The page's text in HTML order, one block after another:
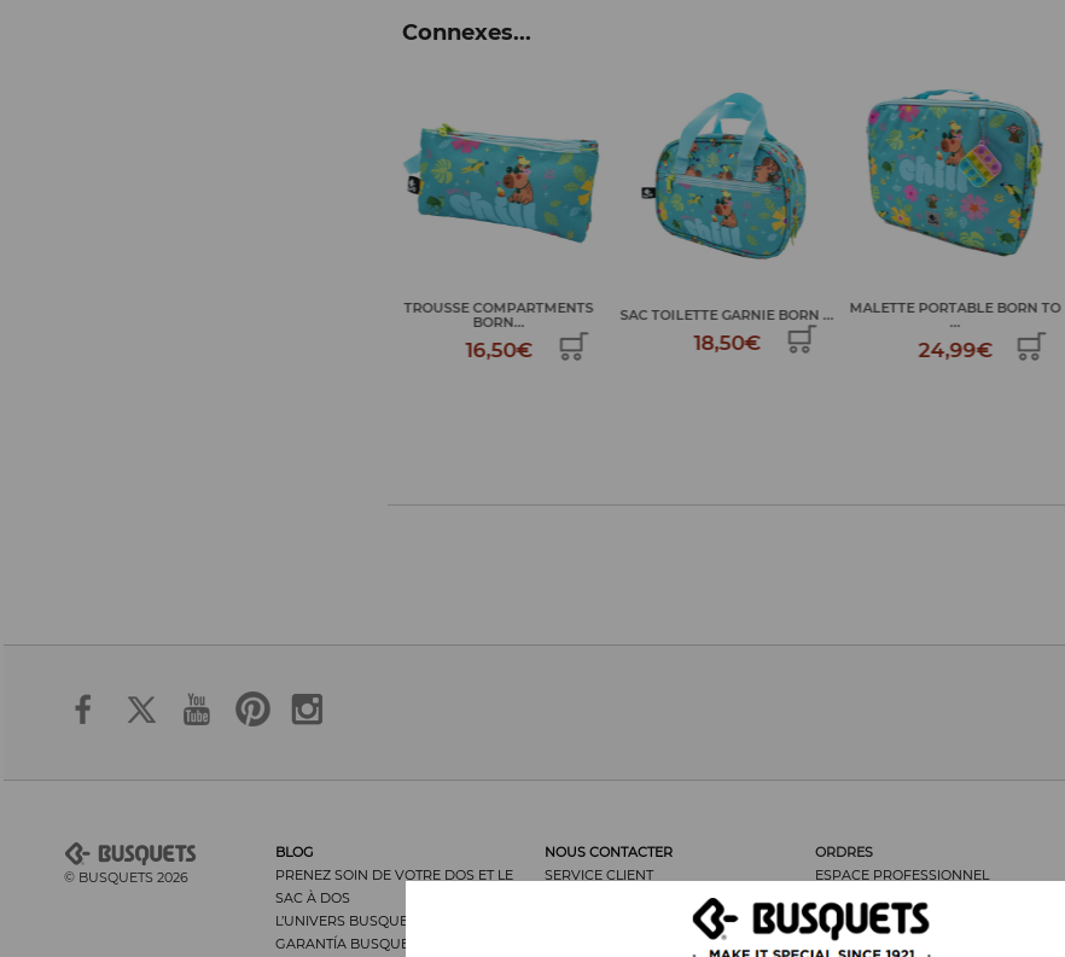
Connexes...
SAC TOILETTE GARNIE BORN ...
18,50€
MALETTE PORTABLE BORN TO
...
24,99€
SAC TROLLEY BORN TO CHILL
69,99€
© BUSQUETS 2026
BLOG
PRENEZ SOIN DE VOTRE DOS ET LE
SAC À DOS
L’UNIVERS BUSQUETS
GARANTÍA BUSQUETS
NOUS CONTACTER
SERVICE CLIENT
NOUS RECOMMANDER
ORDRES
ESPACE PROFESSIONNEL
ORDRES
RETOUR DE MARCHANDISES
FRAIS D’ENVOI